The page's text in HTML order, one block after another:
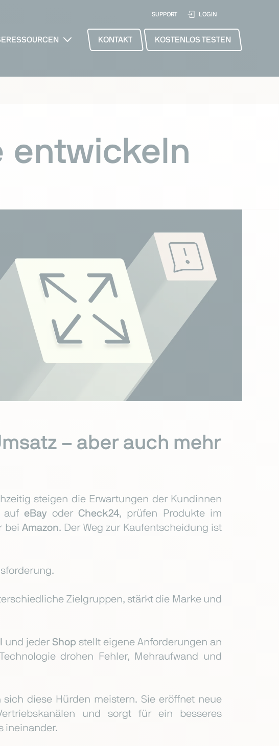
SUPPORT LOGIN
RESSOURCEN KONTAKT KOSTENLOS TESTEN
entwickeln
– aber auch mehr
steigen die Erwartungen der Kundinnen
aufeBayoder Check24, prüfen Produkte im
bei Amazon. Der Weg zur Kaufentscheidung ist
Zielgruppen, stärkt die Marke und
und jeder Shop stellt eigene Anforderungen an
drohen Fehler, Mehraufwand und
diese Hürden meistern. Sie eröffnet neue
und sorgt für ein besseres
ineinander.